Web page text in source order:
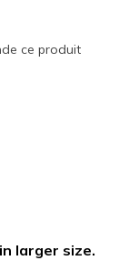
ce produit
larger size.